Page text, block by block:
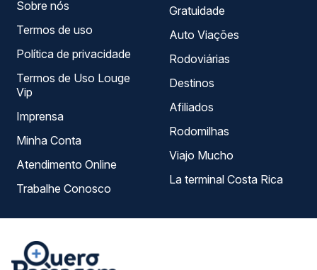
Sobre nós
Termos de uso
Política de privacidade
Termos de Uso Louge
Vip
Imprensa
Minha Conta
Atendimento Online
Trabalhe Conosco
Gratuidade
Auto Viações
Rodoviárias
Destinos
Afiliados
Rodomilhas
Viajo Mucho
La terminal Costa Rica